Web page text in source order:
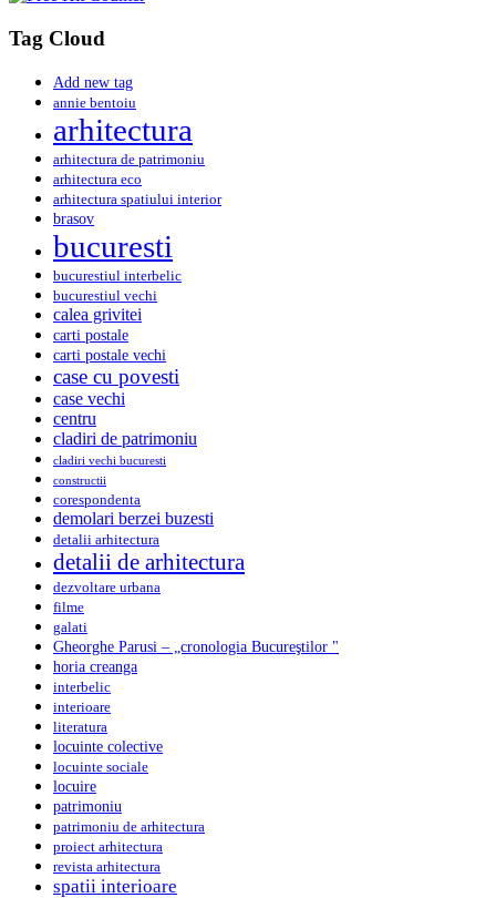
Tag Cloud
Add new tag
annie bentoiu
arhitectura
arhitectura de patrimoniu
arhitectura eco
arhitectura spatiului interior
brasov
bucuresti
bucurestiul interbelic
bucurestiul vechi
calea grivitei
carti postale
carti postale vechi
case cu povesti
case vechi
centru
cladiri de patrimoniu
cladiri vechi bucuresti
constructii
corespondenta
demolari berzei buzesti
detalii arhitectura
detalii de arhitectura
dezvoltare urbana
filme
galati
Gheorghe Parusi – „cronologia Bucureştilor "
horia creanga
interbelic
interioare
literatura
locuinte colective
locuinte sociale
locuire
patrimoniu
patrimoniu de arhitectura
proiect arhitectura
revista arhitectura
spatii interioare